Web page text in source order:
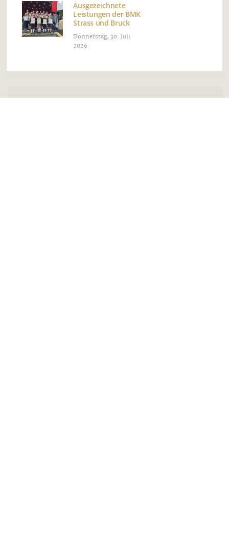
Ausgezeichnete
Leistungen der BMK
Strass und Bruck
Donnerstag, 30. Juli
2026